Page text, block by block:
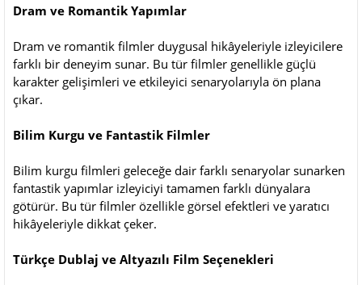
Dram ve Romantik Yapımlar
Dram ve romantik filmler duygusal hikâyeleriyle izleyicilere
farklı bir deneyim sunar. Bu tür filmler genellikle güçlü
karakter gelişimleri ve etkileyici senaryolarıyla ön plana
çıkar.
Bilim Kurgu ve Fantastik Filmler
Bilim kurgu filmleri geleceğe dair farklı senaryolar sunarken
fantastik yapımlar izleyiciyi tamamen farklı dünyalara
götürür. Bu tür filmler özellikle görsel efektleri ve yaratıcı
hikâyeleriyle dikkat çeker.
Türkçe Dublaj ve Altyazılı Film Seçenekleri